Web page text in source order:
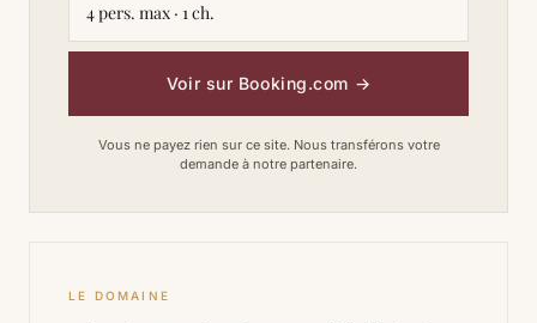
4 pers. max · 1 ch.
Voir sur Booking.com →
Vous ne payez rien sur ce site. Nous transférons votre
demande à notre partenaire.
LE DOMAINE